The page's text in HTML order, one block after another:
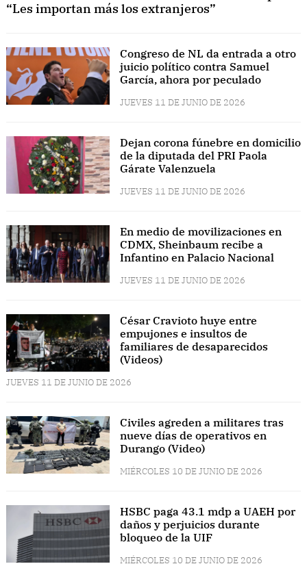
“Les importan más los extranjeros”
Congreso de NL da entrada a otro
juicio político contra Samuel
García, ahora por peculado
JUEVES 11 DE JUNIO DE 2026
Dejan corona fúnebre en domicilio
de la diputada del PRI Paola
Gárate Valenzuela
JUEVES 11 DE JUNIO DE 2026
En medio de movilizaciones en
CDMX, Sheinbaum recibe a
Infantino en Palacio Nacional
JUEVES 11 DE JUNIO DE 2026
César Cravioto huye entre
empujones e insultos de
familiares de desaparecidos
(Videos)
JUEVES 11 DE JUNIO DE 2026
Civiles agreden a militares tras
nueve días de operativos en
Durango (Video)
MIÉRCOLES 10 DE JUNIO DE 2026
HSBC paga 43.1 mdp a UAEH por
daños y perjuicios durante
bloqueo de la UIF
MIÉRCOLES 10 DE JUNIO DE 2026